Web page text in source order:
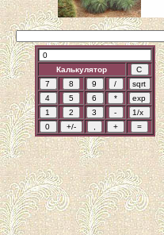
Калькулятор